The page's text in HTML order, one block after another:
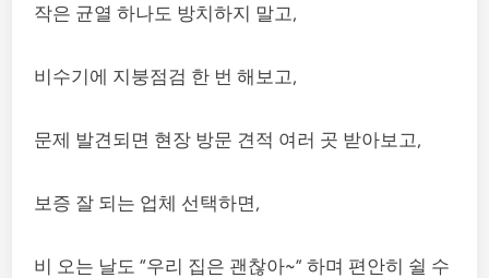
작은 균열 하나도 방치하지 말고,
비수기에 지붕점검 한 번 해보고,
문제 발견되면 현장 방문 견적 여러 곳 받아보고,
보증 잘 되는 업체 선택하면,
비 오는 날도 “우리 집은 괜찮아~” 하며 편안히 쉴 수